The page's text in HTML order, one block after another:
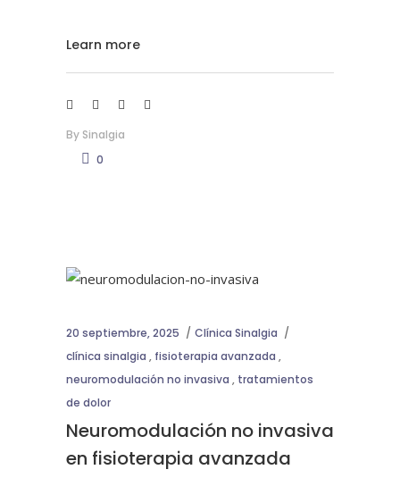
Learn more
By Sinalgia
0
20 septiembre, 2025
Clínica Sinalgia
clínica sinalgia , fisioterapia avanzada ,
neuromodulación no invasiva , tratamientos
de dolor
Neuromodulación no invasiva
en fisioterapia avanzada